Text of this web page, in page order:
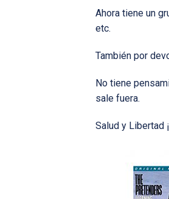
Ahora tiene un
etc.
También por
No tiene
sale fuera.
Salud y Libertad